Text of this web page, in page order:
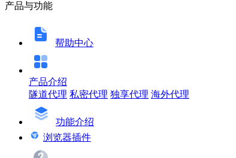
产品与功能
帮助中心
产品介绍
隧道代理 私密代理 独享代理 海外代理
功能介绍
浏览器插件